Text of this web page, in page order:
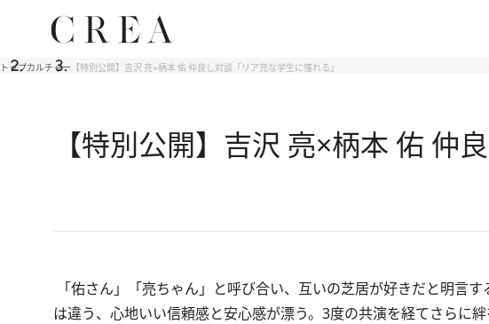
トップカルチャー 【特別公開】吉沢 亮×柄本 佑 仲良し対談「リア充な学生に憧れる」
【特別公開】吉沢 亮×柄本 佑 仲
「佑さん」「亮ちゃん」と呼び合い、互いの芝居が好きだと明言
は違う、心地いい信頼感と安心感が漂う。3度の共演を経てさらに